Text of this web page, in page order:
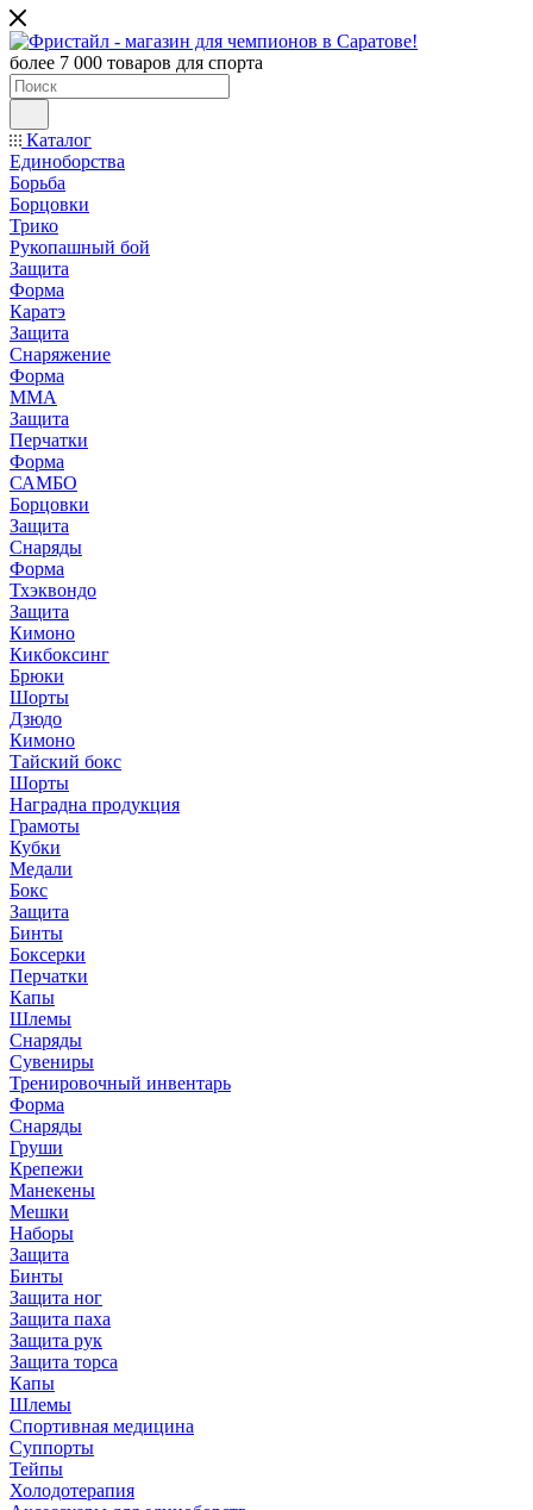
более 7 000 товаров для спорта
Каталог
Единоборства
Борьба
Борцовки
Трико
Рукопашный бой
Защита
Форма
Каратэ
Защита
Снаряжение
Форма
ММА
Защита
Перчатки
Форма
САМБО
Борцовки
Защита
Снаряды
Форма
Тхэквондо
Защита
Кимоно
Кикбоксинг
Брюки
Шорты
Дзюдо
Кимоно
Тайский бокс
Шорты
Наградна продукция
Грамоты
Кубки
Медали
Бокс
Защита
Бинты
Боксерки
Перчатки
Капы
Шлемы
Снаряды
Сувениры
Тренировочный инвентарь
Форма
Снаряды
Груши
Крепежи
Манекены
Мешки
Наборы
Защита
Бинты
Защита ног
Защита паха
Защита рук
Защита торса
Капы
Шлемы
Спортивная медицина
Суппорты
Тейпы
Холодотерапия